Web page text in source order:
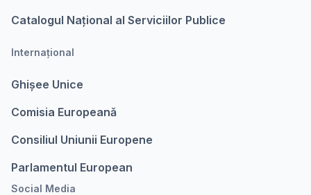
Catalogul Național al Serviciilor Publice
Internațional
Ghișee Unice
Comisia Europeanǎ
Consiliul Uniunii Europene
Parlamentul European
Social Media